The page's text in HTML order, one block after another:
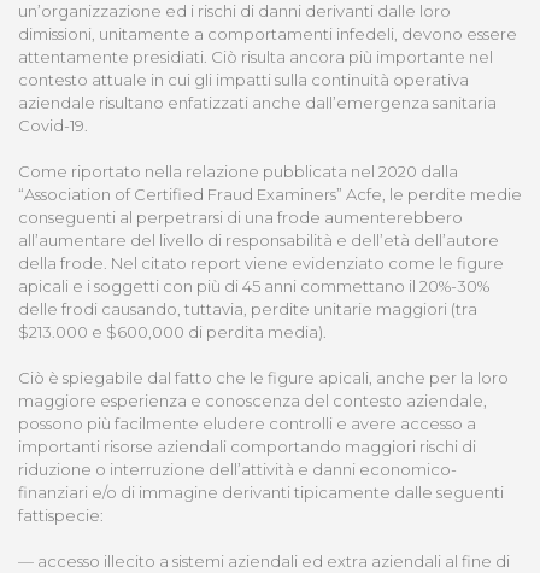
un’organizzazione ed i rischi di danni derivanti dalle loro
dimissioni, unitamente a comportamenti infedeli, devono essere
attentamente presidiati. Ciò risulta ancora più importante nel
contesto attuale in cui gli impatti sulla continuità operativa
aziendale risultano enfatizzati anche dall’emergenza sanitaria
Covid-19.
Come riportato nella relazione pubblicata nel 2020 dalla
“Association of Certified Fraud Examiners” Acfe, le perdite medie
conseguenti al perpetrarsi di una frode aumenterebbero
all’aumentare del livello di responsabilità e dell’età dell’autore
della frode. Nel citato report viene evidenziato come le figure
apicali e i soggetti con più di 45 anni commettano il 20%-30%
delle frodi causando, tuttavia, perdite unitarie maggiori (tra
$213.000 e $600,000 di perdita media).
Ciò è spiegabile dal fatto che le figure apicali, anche per la loro
maggiore esperienza e conoscenza del contesto aziendale,
possono più facilmente eludere controlli e avere accesso a
importanti risorse aziendali comportando maggiori rischi di
riduzione o interruzione dell’attività e danni economico-
finanziari e/o di immagine derivanti tipicamente dalle seguenti
fattispecie:
— accesso illecito a sistemi aziendali ed extra aziendali al fine di